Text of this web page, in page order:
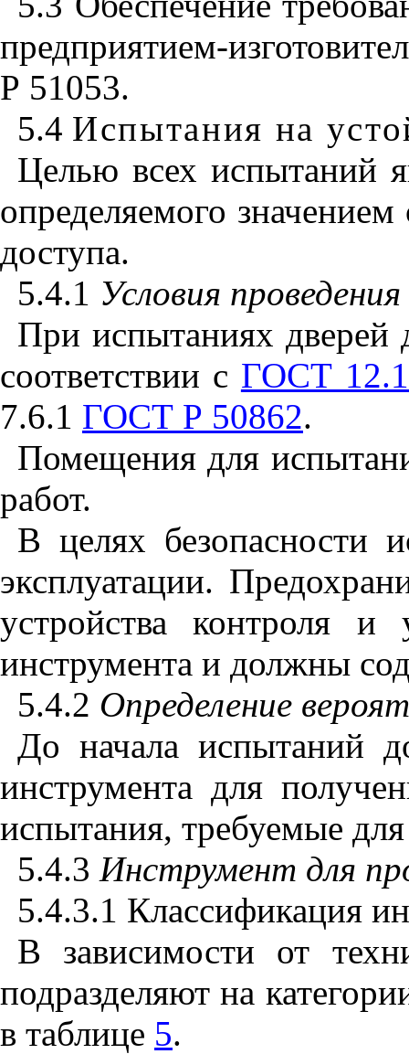
предприятием-
Р 51053.
5.4 Испытания на
Целью всех испытаний
определяемого
доступа.
5.4.1 Условия проведения
При испытаниях дверей
соответствии c ГОСТ
7.6.1 ГОСТ Р 50862.
Помещения для
работ.
В целях безопасности
эксплуатации.
устройства контроля
инструмента и должны
5.4.2 Определение
До начала испытаний
инструмента для
испытания, требуемые
5.4.3 Инструмент для
5.4.3.1 Классификация
В зависимости от
подразделяют на
в таблице 5.